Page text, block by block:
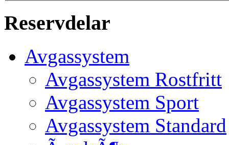
Reservdelar
Avgassystem
Avgassystem Rostfritt
Avgassystem Sport
Avgassystem Standard